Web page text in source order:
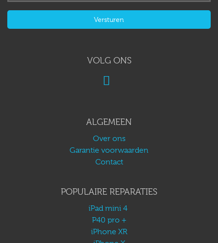
VOLG ONS
ALGEMEEN
Over ons
Garantie voorwaarden
Contact
POPULAIRE REPARATIES
iPad mini 4
P40 pro +
iPhone XR